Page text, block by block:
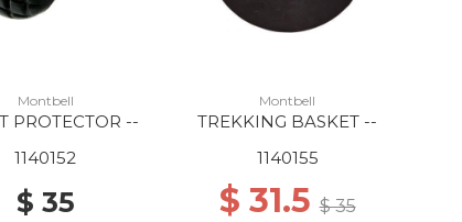
Montbell
PROTECTOR --
1140152
$ 35
Montbell
TREKKING BASKET --
1140155
$ 31.5$ 35